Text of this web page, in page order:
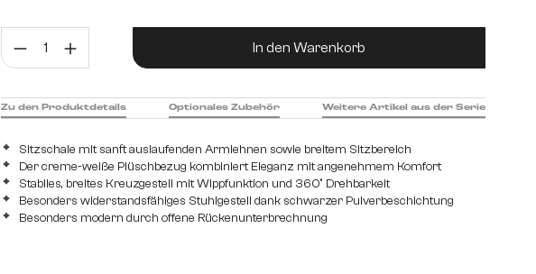
Produkt Anzahl: Gib den gewünschten Wert
In den Warenkorb
Sitzschale mit sanft auslaufenden Armlehnen sowie breitem Sitzbereich
Der creme-weiße Plüschbezug kombiniert Eleganz mit angenehmem Komfort
Stabiles, breites Kreuzgestell mit Wippfunktion und 360° Drehbarkeit
Besonders widerstandsfähiges Stuhlgestell dank schwarzer Pulverbeschichtung
Besonders modern durch offene Rückenunterbrechnung
Zu den Produktdetails Optionales Zubehör Weitere Artikel aus der Serie